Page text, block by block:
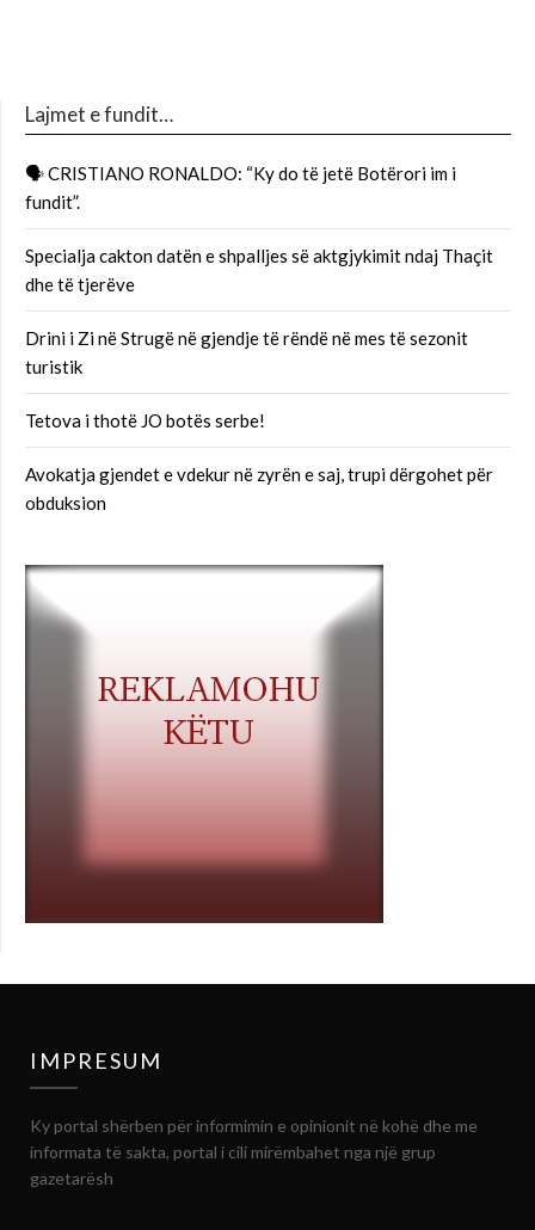
Lajmet e fundit…
🗣 CRISTIANO RONALDO: “Ky do të jetë Botërori im i
fundit”.
Specialja cakton datën e shpalljes së aktgjykimit ndaj Thaçit
dhe të tjerëve
Drini i Zi në Strugë në gjendje të rëndë në mes të sezonit
turistik
Tetova i thotë JO botës serbe!
Avokatja gjendet e vdekur në zyrën e saj, trupi dërgohet për
obduksion
IMPRESUM
Ky portal shërben për informimin e opinionit në kohë dhe me
informata të sakta, portal i cili mirëmbahet nga një grup
gazetarësh